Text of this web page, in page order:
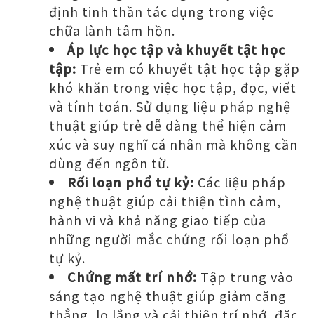
định tinh thần tác dụng trong việc
chữa lành tâm hồn.
Áp lực học tập và khuyết tật học
tập: Trẻ em có khuyết tật học tập gặp
khó khăn trong việc học tập, đọc, viết
và tính toán. Sử dụng liệu pháp nghệ
thuật giúp trẻ dễ dàng thể hiện cảm
xúc và suy nghĩ cá nhân mà không cần
dùng đến ngôn từ.
Rối loạn phổ tự kỷ: Các liệu pháp
nghệ thuật giúp cải thiện tình cảm,
hành vi và khả năng giao tiếp của
những người mắc chứng rối loạn phổ
tự kỷ.
Chứng mất trí nhớ: Tập trung vào
sáng tạo nghệ thuật giúp giảm căng
thẳng, lo lắng và cải thiện trí nhớ, đặc